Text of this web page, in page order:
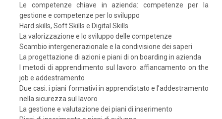
Le competenze chiave in azienda: competenze per la
gestione e competenze per lo sviluppo
Hard skills, Soft Skills e Digital Skills
La valorizzazione e lo sviluppo delle competenze
Scambio intergenerazionale e la condivisione dei saperi
La progettazione di azioni e piani di on boarding in azienda
I metodi di apprendimento sul lavoro: affiancamento on the
job e addestramento
Due casi: i piani formativi in apprendistato e l’addestramento
nella sicurezza sul lavoro
La gestione e valutazione dei piani di inserimento